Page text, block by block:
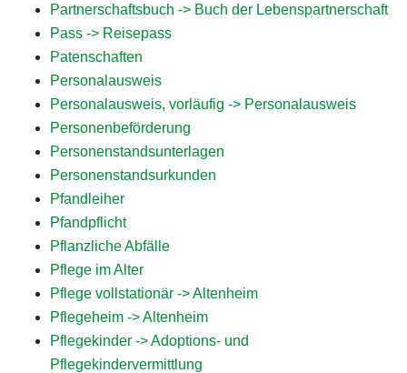
Partnerschaftsbuch -> Buch der Lebenspartnerschaft
Pass -> Reisepass
Patenschaften
Personalausweis
Personalausweis, vorläufig -> Personalausweis
Personenbeförderung
Personenstandsunterlagen
Personenstandsurkunden
Pfandleiher
Pfandpflicht
Pflanzliche Abfälle
Pflege im Alter
Pflege vollstationär -> Altenheim
Pflegeheim -> Altenheim
Pflegekinder -> Adoptions- und
Pflegekindervermittlung